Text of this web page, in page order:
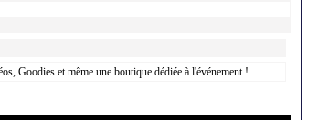
Goodies et même une boutique dédiée à l'événement !